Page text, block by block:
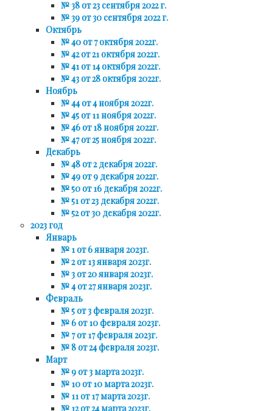
№ 38 от 23 сентября 2022 г.
№ 39 от 30 сентября 2022 г.
Октябрь
№ 40 от 7 октября 2022г.
№ 42 от 21 октября 2022г.
№ 41 от 14 октября 2022г.
№ 43 от 28 октября 2022г.
Ноябрь
№ 44 от 4 ноября 2022г.
№ 45 от 11 ноября 2022г.
№ 46 от 18 ноября 2022г.
№ 47 от 25 ноября 2022г.
Декабрь
№ 48 от 2 декабря 2022г.
№ 49 от 9 декабря 2022г.
№ 50 от 16 декабря 2022г.
№ 51 от 23 декабря 2022г.
№ 52 от 30 декабря 2022г.
2023 год
Январь
№ 1 от 6 января 2023г.
№ 2 от 13 января 2023г.
№ 3 от 20 января 2023г.
№ 4 от 27 января 2023г.
Февраль
№ 5 от 3 февраля 2023г.
№ 6 от 10 февраля 2023г.
№ 7 от 17 февраля 2023г.
№ 8 от 24 февраля 2023г.
Март
№ 9 от 3 марта 2023г.
№ 10 от 10 марта 2023г.
№ 11 от 17 марта 2023г.
№ 12 от 24 марта 2023г.